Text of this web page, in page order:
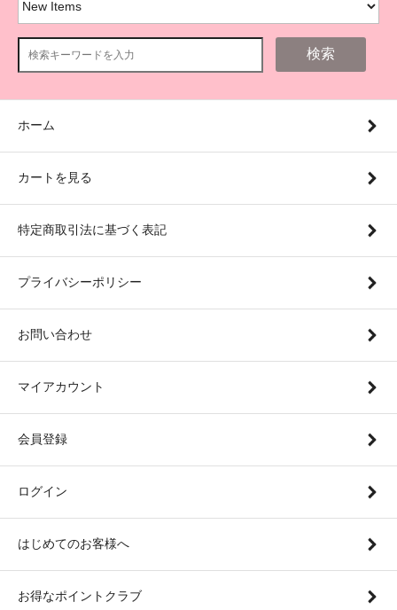
検索
ホーム
カートを見る
特定商取引法に基づく表記
プライバシーポリシー
お問い合わせ
マイアカウント
会員登録
ログイン
はじめてのお客様へ
お得なポイントクラブ